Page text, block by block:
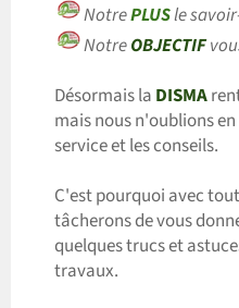
NotrePLUSle
NotreOBJECTIF
Désormais la DISMA
mais nous n'oublions
service et les conseils.
C'est pourquoi avec
tâcherons de vous
quelques trucs et
travaux.